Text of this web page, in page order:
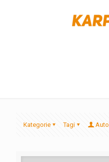
Kategorie Tagi